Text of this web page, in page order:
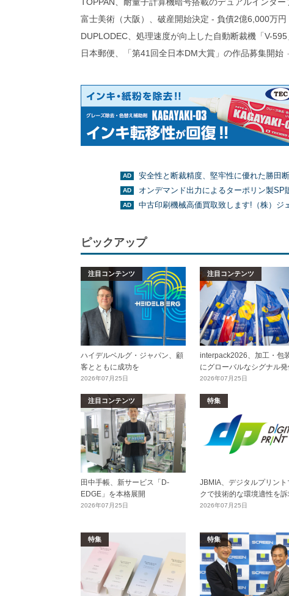
富士美術（大阪）、破産開始決定 - 負債2億6,000万円
DUPLODEC、処理速度が向上した自動断裁機「V-595
日本郵便、「第41回全日本DM大賞」の作品募集開始
安全性と断裁精度、堅牢性に優れた勝田
オンデマンド出力によるターポリン製SP
中古印刷機械高価買取致します!（株）ジ
ピックアップ
注目コンテンツ
ハイデルベルグ・ジャパン、顧
客とともに成功を
2026年07月25日
注目コンテンツ
interpack2026、加工・包
にグローバルなシグナル
2026年07月25日
注目コンテンツ
田中手帳、新サービス「D-
EDGE」を本格展開
2026年07月25日
特集
JBMIA、デジタルプリント
クで技術的な環境適性を
2026年07月25日
特集 特集